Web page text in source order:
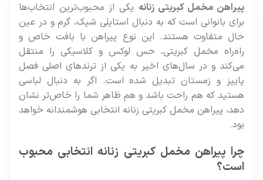
پیراهن مخمل کبریتی زنانهیکی از محبوب‌ترین انتخاب‌ها
برای بانوانی است که به دنبال استایلی شیک، گرم و در عین
حال متفاوت هستند. این نوع پیراهن با بافت خاص و
راه‌راه مخمل کبریتی، حس لوکس و کلاسیکی را منتقل
می‌کند و در سال‌های اخیر به یکی از ترندهای اصلی فصل
پاییز و زمستان تبدیل شده است. اگر به دنبال لباسی
هستید که هم راحت باشد و هم ظاهر شما را خاص‌تر نشان
دهد، پیراهن مخمل کبریتی زنانه انتخابی هوشمندانه خواهد
بود.
چرا پیراهن مخمل کبریتی زنانه انتخابی محبوب
است؟